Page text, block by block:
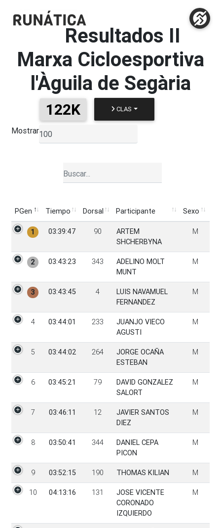
Resultados II
Marxa Cicloesportiva
l'Àguila de Segària
122K CLAS
Mostrar
PGen Tiempo Dorsal Participante
Sexo
PGen
Tiempo Dorsal Participante Sexo
1 03:39:47 90
ARTEM
SHCHERBYNA
M
2 03:43:23 343
ADELINO MOLT
MUNT
M
3 03:43:45 4
LUIS NAVAMUEL
FERNANDEZ
M
4 03:44:01 233
JUANJO VIECO
AGUSTI
M
5 03:44:02 264
JORGE OCAÑA
ESTEBAN
M
6 03:45:21 79
DAVID GONZALEZ
SALORT
M
7 03:46:11 12
JAVIER SANTOS
DIEZ
M
8 03:50:41 344
DANIEL CEPA
PICON
M
9 03:52:15 190 THOMAS KILIAN M
10 04:13:16 131
JOSE VICENTE
CORONADO
IZQUIERDO
M